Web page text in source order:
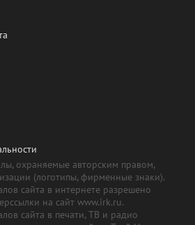
охраняемые авторским правом,
(логотипы, фирменные знаки).
сайта в интернете разрешено
на сайт www.irk.ru.
сайта в печати, ТВ и радио